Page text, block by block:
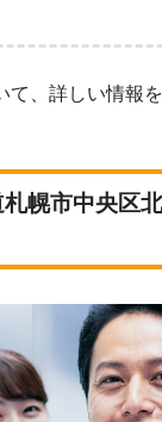
ト」という検索ワードで検
」企業などを厳選しました。
、詳しい情報を
幌市中央区